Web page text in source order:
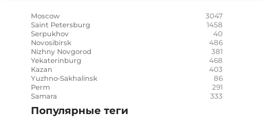
Moscow 3047
Saint Petersburg 1458
Serpukhov 40
Novosibirsk 486
Nizhny Novgorod 381
Yekaterinburg 468
Kazan 403
Yuzhno-Sakhalinsk 86
Perm 291
Samara 333
Популярные теги